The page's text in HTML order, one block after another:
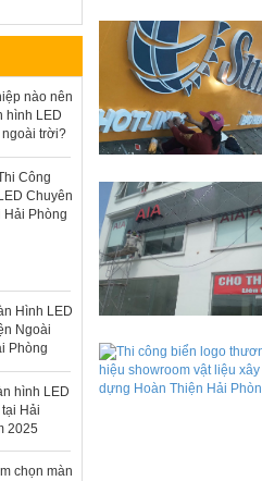
nào nên
hình LED
trời?
Công
Chuyên
Hải Phòng
Hình LED
Ngoài
Phòng
hình LED
Hải
2025
chọn màn